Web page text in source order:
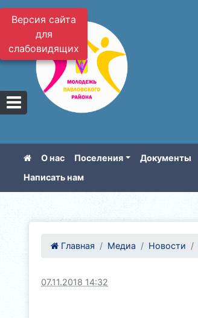
Версия сайта
для
слабовидящих
О нас Поселения Документы
Написать нам
Главная Медиа Новости
07.11.2018 14:32